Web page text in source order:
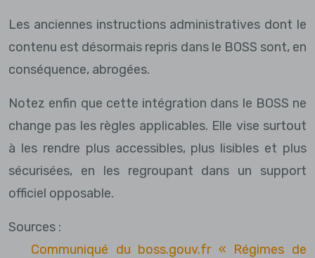
Les anciennes instructions administratives dont le
contenu est désormais repris dans le BOSS sont, en
conséquence, abrogées.
Notez enfin que cette intégration dans le BOSS ne
change pas les règles applicables. Elle vise surtout
à les rendre plus accessibles, plus lisibles et plus
sécurisées, en les regroupant dans un support
officiel opposable.
Sources :
Communiqué du boss.gouv.fr « Régimes de